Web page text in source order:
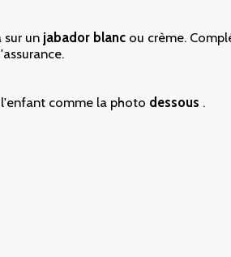
un jabador blanc ou crème.
comme la photo dessous .